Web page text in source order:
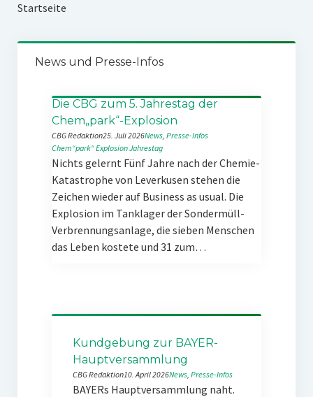
Startseite
News und Presse-Infos
Die CBG zum 5. Jahrestag der
Chem„park“-Explosion
CBG Redaktion25. Juli 2026News, Presse-Infos
Chem“park“ExplosionJahrestag
Nichts gelernt Fünf Jahre nach der Chemie-
Katastrophe von Leverkusen stehen die
Zeichen wieder auf Business as usual. Die
Explosion im Tanklager der Sondermüll-
Verbrennungsanlage, die sieben Menschen
das Leben kostete und 31 zum…
Kundgebung zur BAYER-
Hauptversammlung
CBG Redaktion10. April 2026News, Presse-Infos
BAYERs Hauptversammlung naht.